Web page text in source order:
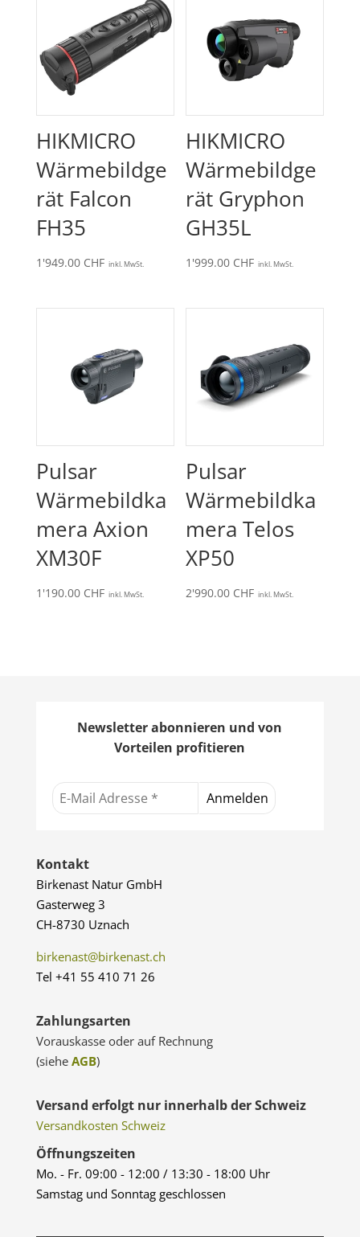
HIKMICRO
Wärmebildge
rät Falcon
FH35
1'949.00 CHF inkl. MwSt.
HIKMICRO
Wärmebildge
rät Gryphon
GH35L
1'999.00 CHF inkl. MwSt.
Pulsar
Wärmebildka
mera Axion
XM30F
1'190.00 CHF inkl. MwSt.
Pulsar
Wärmebildka
mera Telos
XP50
2'990.00 CHF inkl. MwSt.
Newsletter abonnieren und von
Vorteilen profitieren
Kontakt
Birkenast Natur GmbH
Gasterweg 3
CH-8730 Uznach
birkenast@birkenast.ch
Tel +41 55 410 71 26
Zahlungsarten
Vorauskasse oder auf Rechnung
(siehe AGB)
Versand erfolgt nur innerhalb der Schweiz
Versandkosten Schweiz
Öffnungszeiten
Mo. - Fr. 09:00 - 12:00 / 13:30 - 18:00 Uhr
Samstag und Sonntag geschlossen